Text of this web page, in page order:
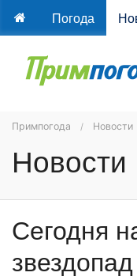
Погода
Примпогода Новости
Новости
Сегодня